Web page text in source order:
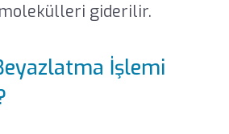
giderilir.
İşlemi